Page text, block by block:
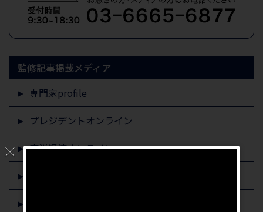
監修記事掲載メディア
専門家profile
プレジデントオンライン
東洋経済オンライン